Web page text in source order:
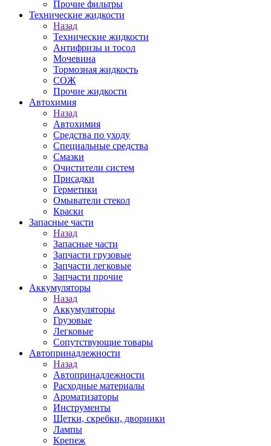
Прочие фильтры
Технические жидкости
Назад
Технические жидкости
Антифризы и тосол
Мочевина
Тормозная жидкость
СОЖ
Прочие жидкости
Автохимия
Назад
Автохимия
Средства по уходу
Специальные средства
Смазки
Очистители систем
Присадки
Герметики
Омыватели стекол
Краски
Запасные части
Назад
Запасные части
Запчасти грузовые
Запчасти легковые
Запчасти прочие
Аккумуляторы
Назад
Аккумуляторы
Грузовые
Легковые
Сопутствующие товары
Автопринадлежности
Назад
Автопринадлежности
Расходные материалы
Ароматизаторы
Инструменты
Щетки, скребки, дворники
Лампы
Крепеж